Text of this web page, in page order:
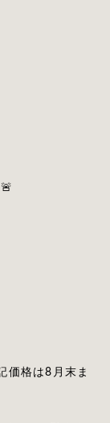
価格は8月末ま